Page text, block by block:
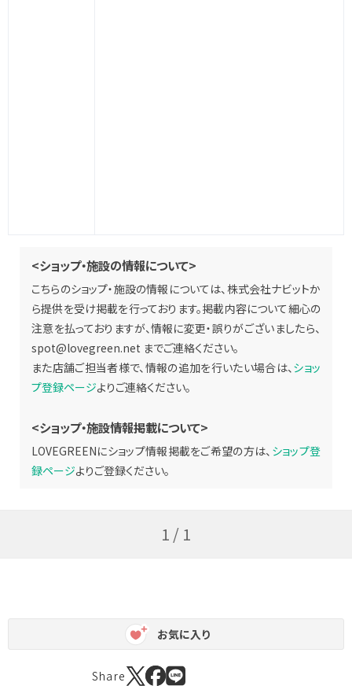
<ショップ・施設の情報について>
こちらのショップ・施設の情報については、株式会社ナビットか
ら提供を受け掲載を行っております。掲載内容について細心の
注意を払っておりますが、情報に変更・誤りがございましたら、
spot@lovegreen.net までご連絡ください。
また店舗ご担当者様で、情報の追加を行いたい場合は、ショッ
プ登録ページよりご連絡ください。
<ショップ・施設情報掲載について>
LOVEGREENにショップ情報掲載をご希望の方は、 ショップ登
録ページよりご登録ください。
1 / 1
お気に入り
Share